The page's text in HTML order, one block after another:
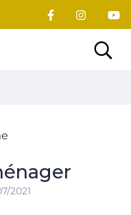
officiel du village
2021